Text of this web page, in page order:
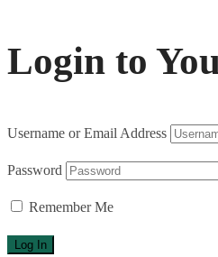
Login to
Username or Email Address
Password
Remember Me